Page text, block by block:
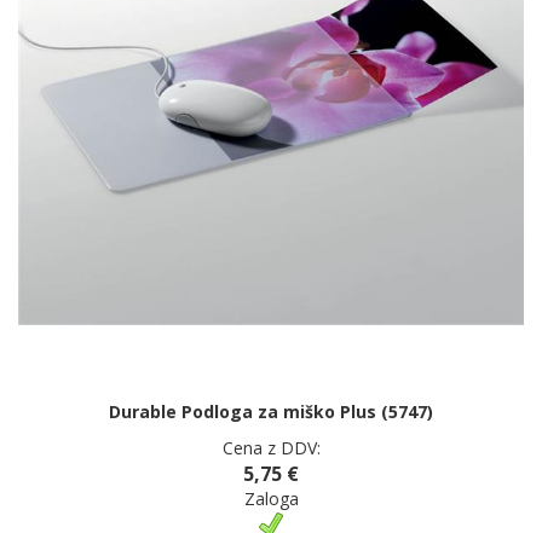
Durable Podloga za miško Plus (5747)
Cena z DDV:
5,75 €
Zaloga